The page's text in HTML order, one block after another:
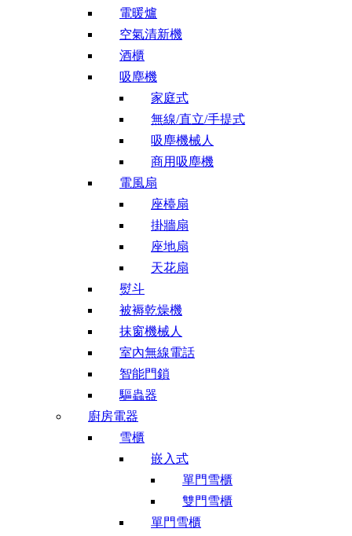
電暖爐
空氣清新機
酒櫃
吸塵機
家庭式
無線/直立/手提式
吸塵機械人
商用吸塵機
電風扇
座檯扇
掛牆扇
座地扇
天花扇
熨斗
被褥乾燥機
抹窗機械人
室內無線電話
智能門鎖
驅蟲器
廚房電器
雪櫃
嵌入式
單門雪櫃
雙門雪櫃
單門雪櫃